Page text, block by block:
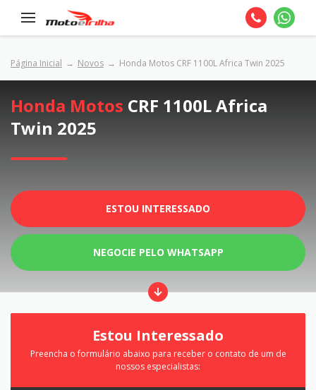
Página Inicial Novos Honda Motos CRF 1100L Africa Twin 2025
Honda Motos CRF 1100L Africa
Twin 2025
ESTOU INTERESSADO
NEGOCIE PELO WHATSAPP
Estou Interessado
Preencha o formulário abaixo para receber o contato de um de
nossos especialistas: